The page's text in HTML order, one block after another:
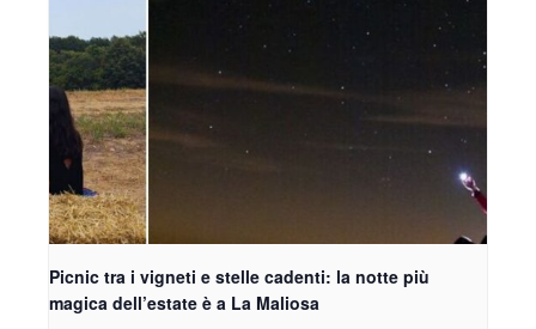
Picnic tra i vigneti e stelle cadenti: la notte più
magica dell’estate è a La Maliosa